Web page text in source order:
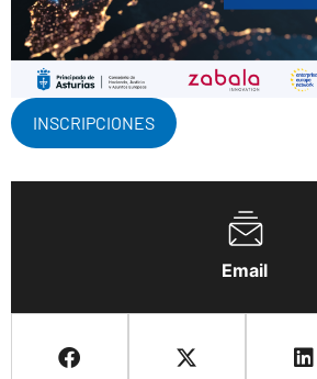
Email
INSCRIPCIONES